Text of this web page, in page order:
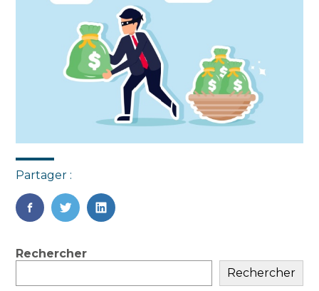
Partager :
FaceBook
TwitterLinkedIn
Blog
Rechercher
Rechercher